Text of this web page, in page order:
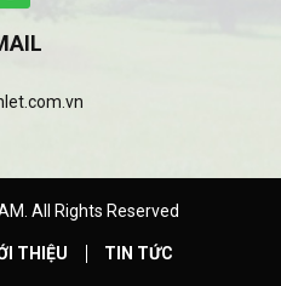
All Rights Reserved
THIỆU TIN TỨC